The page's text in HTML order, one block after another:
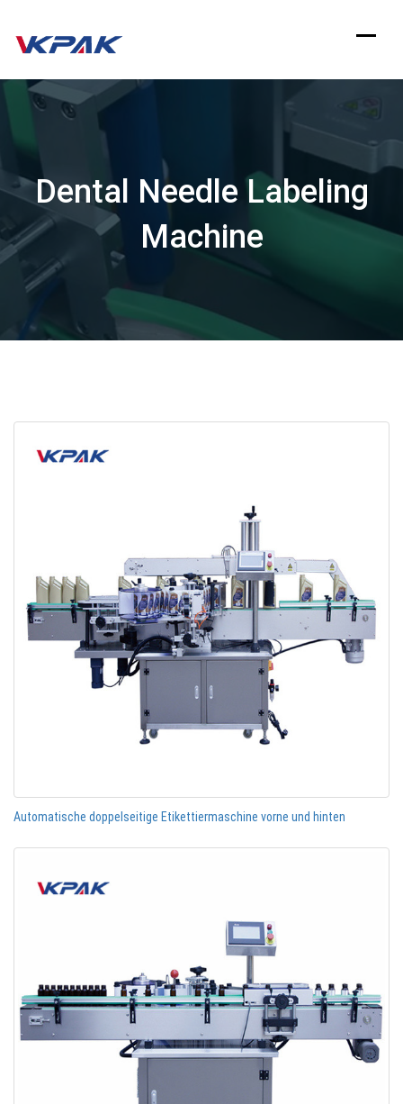
Dental Needle Labeling
Machine
Automatische doppelseitige Etikettiermaschine vorne und hinten